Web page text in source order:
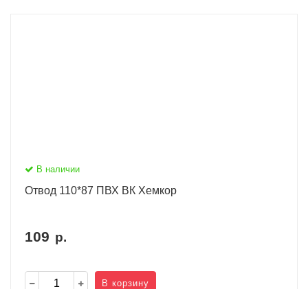
В наличии
Отвод 110*87 ПВХ ВК Хемкор
109 р.
В корзину